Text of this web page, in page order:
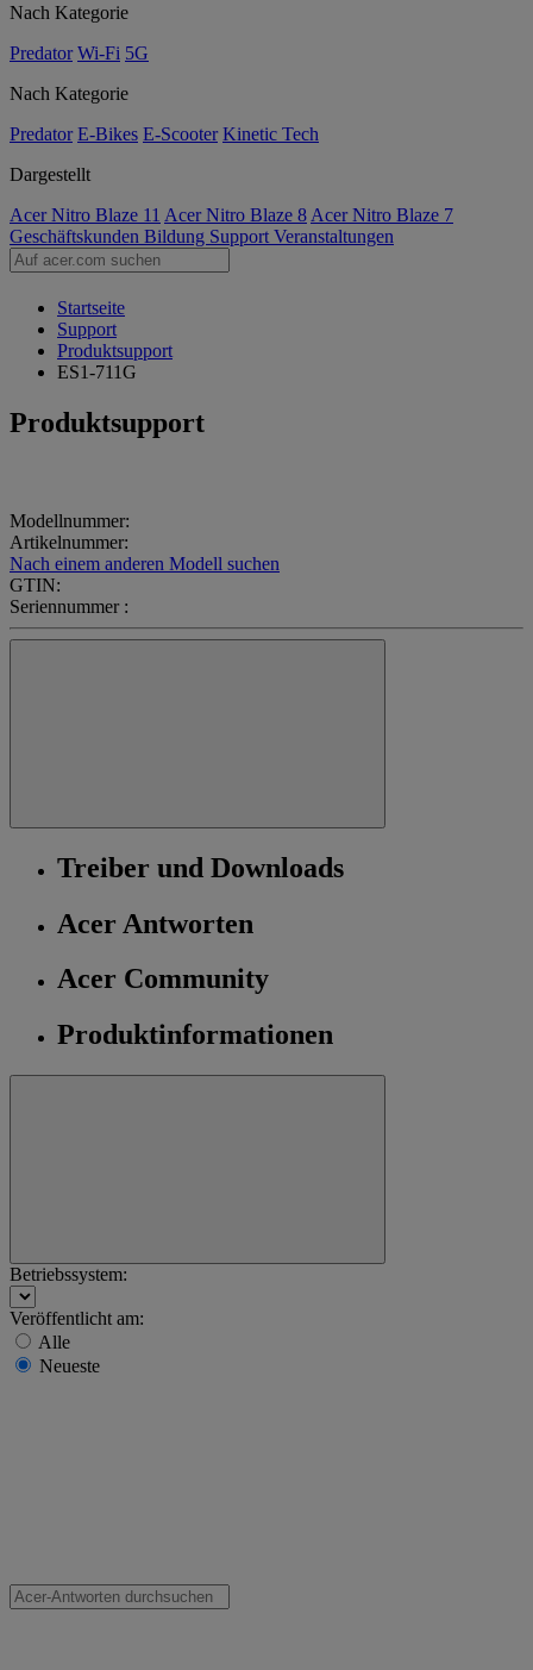
Nach Kategorie
Predator Wi-Fi 5G
Nach Kategorie
Predator E-Bikes E-Scooter Kinetic Tech
Dargestellt
Acer Nitro Blaze 11 Acer Nitro Blaze 8 Acer Nitro Blaze 7
Geschäftskunden Bildung Support Veranstaltungen
Startseite
Support
Produktsupport
ES1-711G
Produktsupport
Modellnummer:
Artikelnummer:
Nach einem anderen Modell suchen
GTIN:
Seriennummer :
Treiber und Downloads
Acer Antworten
Acer Community
Produktinformationen
Betriebssystem:
Veröffentlicht am:
Alle
Neueste